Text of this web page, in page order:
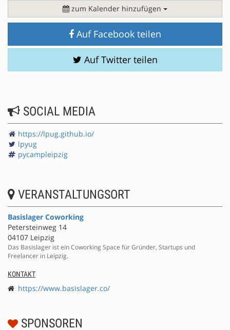
zum Kalender hinzufügen
Auf Facebook teilen
Auf Twitter teilen
SOCIAL MEDIA
https://lpug.github.io/
lpyug
pycampleipzig
VERANSTALTUNGSORT
Basislager Coworking
Petersteinweg 14
04107 Leipzig
Das Basislager ist ein Coworking Space für Gründer, Startups und
Freelancer in Leipzig.
KONTAKT
https://www.basislager.co/
SPONSOREN